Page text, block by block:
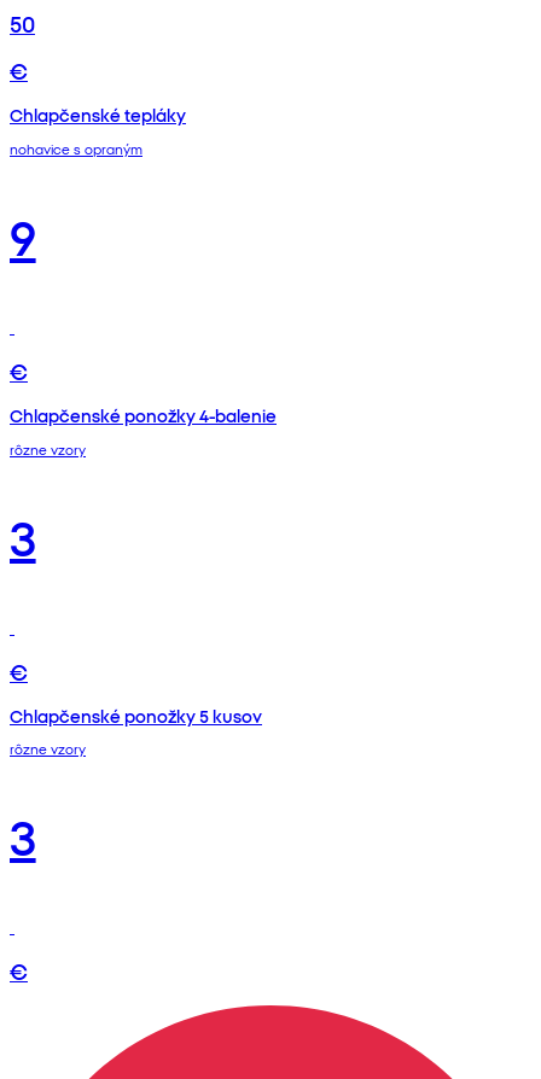
50
€
Chlapčenské tepláky
nohavice s opraným
9
€
Chlapčenské ponožky 4-balenie
rôzne vzory
3
€
Chlapčenské ponožky 5 kusov
rôzne vzory
3
€